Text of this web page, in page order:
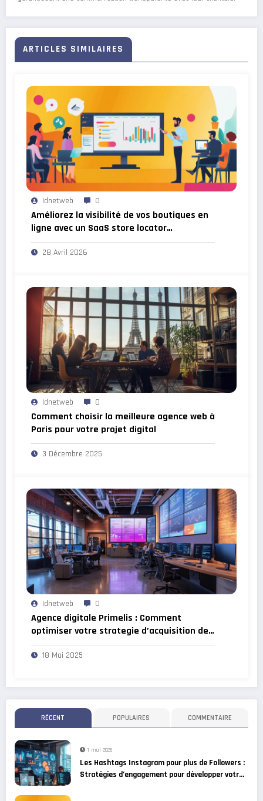
ARTICLES SIMILAIRES
Idnetweb 0
Améliorez la visibilité de vos boutiques en
ligne avec un SaaS store locator
performant
28 Avril 2026
Idnetweb 0
Comment choisir la meilleure agence web à
Paris pour votre projet digital
3 Décembre 2025
Idnetweb 0
Agence digitale Primelis : Comment
optimiser votre strategie d’acquisition de
trafic en 2024
18 Mai 2025
RÉCENT POPULAIRES COMMENTAIRE
1 mai 2026
Les Hashtags Instagram pour plus de Followers :
Stratégies d’engagement pour développer votre